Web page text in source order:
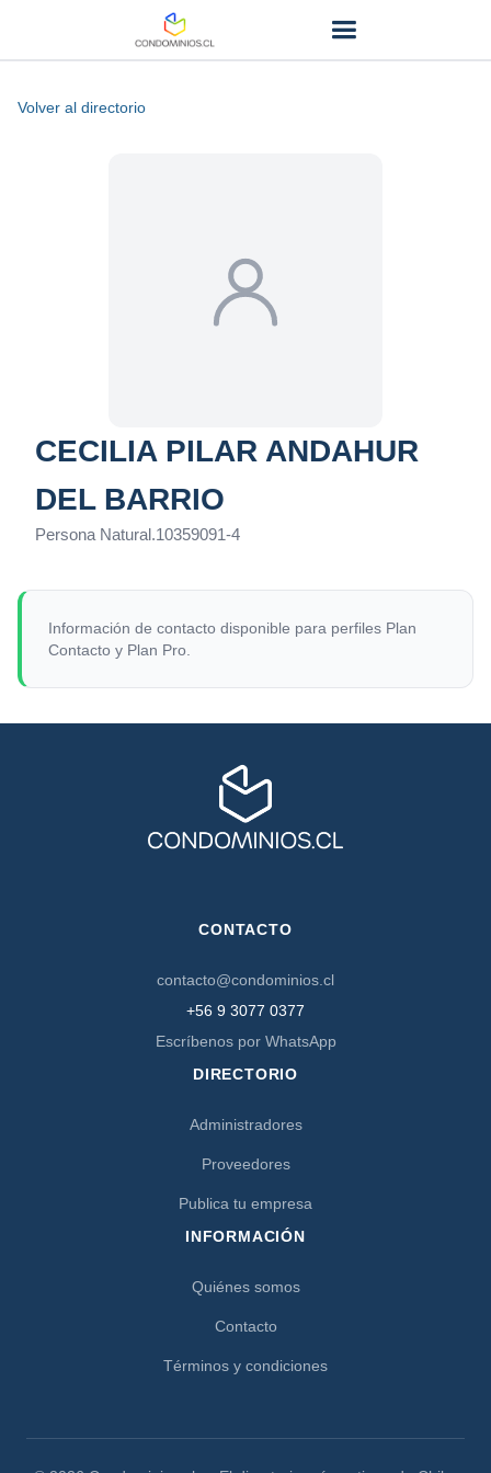
Volver al directorio
CECILIA PILAR ANDAHUR
DEL BARRIO
Persona Natural.10359091-4
Información de contacto disponible para perfiles Plan
Contacto y Plan Pro.
CONTACTO
contacto@condominios.cl
+56 9 3077 0377
Escríbenos por WhatsApp
DIRECTORIO
Administradores
Proveedores
Publica tu empresa
INFORMACIÓN
Quiénes somos
Contacto
Términos y condiciones